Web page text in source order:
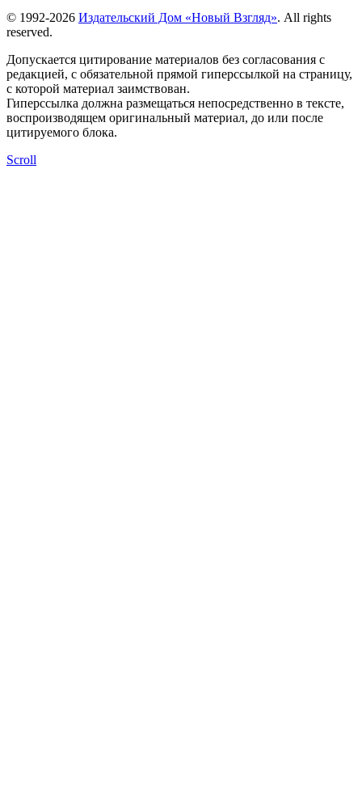
© 1992-2026 Издательский Дом «Новый Взгляд». All rights
reserved.
Допускается цитирование материалов без согласования с
редакцией, с обязательной прямой гиперссылкой на страницу,
с которой материал заимствован.
Гиперссылка должна размещаться непосредственно в тексте,
воспроизводящем оригинальный материал, до или после
цитируемого блока.
Scroll